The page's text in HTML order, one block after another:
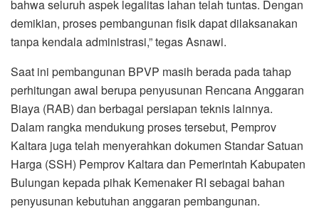
bahwa seluruh aspek legalitas lahan telah tuntas. Dengan
demikian, proses pembangunan fisik dapat dilaksanakan
tanpa kendala administrasi,” tegas Asnawi.
Saat ini pembangunan BPVP masih berada pada tahap
perhitungan awal berupa penyusunan Rencana Anggaran
Biaya (RAB) dan berbagai persiapan teknis lainnya.
Dalam rangka mendukung proses tersebut, Pemprov
Kaltara juga telah menyerahkan dokumen Standar Satuan
Harga (SSH) Pemprov Kaltara dan Pemerintah Kabupaten
Bulungan kepada pihak Kemenaker RI sebagai bahan
penyusunan kebutuhan anggaran pembangunan.